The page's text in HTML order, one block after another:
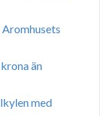
än
med